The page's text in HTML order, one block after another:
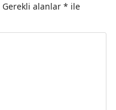
Gerekli alanlar * ile